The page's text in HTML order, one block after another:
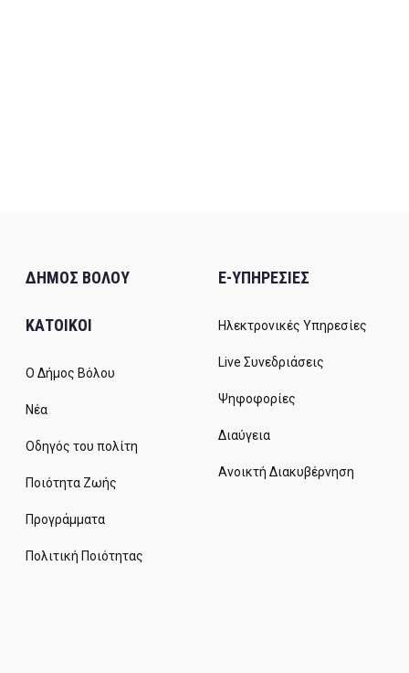
ΔΗΜΟΣ ΒΟΛΟΥ
ΚΑΤΟΙΚΟΙ
Ο Δήμος Βόλου
Νέα
Οδηγός του πολίτη
Ποιότητα Ζωής
Προγράμματα
Πολιτική Ποιότητας
E-ΥΠΗΡΕΣΙΕΣ
Ηλεκτρονικές Υπηρεσίες
Live Συνεδριάσεις
Ψηφοφορίες
Διαύγεια
Ανοικτή Διακυβέρνηση